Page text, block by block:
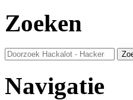
Zoeken
Navigatie